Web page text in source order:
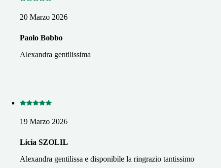
20 Marzo 2026
Paolo Bobbo
Alexandra gentilissima
19 Marzo 2026
Licia SZOLIL
Alexandra gentilissa e disponibile la ringrazio tantissimo